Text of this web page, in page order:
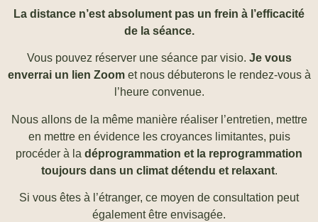
La distance n’est absolument pas un frein à l’efficacité
de la séance.
Vous pouvez réserver une séance par visio. Je vous
enverrai un lien Zoomet nous débuterons le rendez-vous à
l’heure convenue.
Nous allons de la même manière réaliser l’entretien, mettre
en mettre en évidence les croyances limitantes, puis
procéder à la déprogrammation et la reprogrammation
toujours dans un climat détendu et relaxant.
Si vous êtes à l’étranger, ce moyen de consultation peut
également être envisagée.